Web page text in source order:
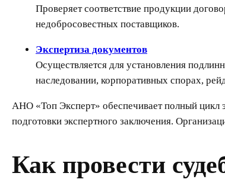
Проверяет соответствие продукции
недобросовестных поставщиков.
Экспертиза документов
Осуществляется для установления
наследовании, корпоративных спорах,
АНО «Топ Эксперт» обеспечивает полный цикл
подготовки экспертного заключения.
Как провести